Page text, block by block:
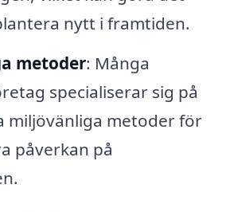
nytt i framtiden.
metoder: Många
specialiserar sig på
miljövänliga metoder för
påverkan på